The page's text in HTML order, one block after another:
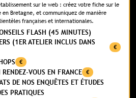
sur le web : créez votre fiche sur le
Bretagne, et communiquez de manière
françaises et internationales.
FLASH (45 MINUTES)
(1ER ATELIER INCLUS DANS
€
€
VOUS EN FRANCE €
DE NOS ENQUÊTES ET ÉTUDES
PRATIQUES